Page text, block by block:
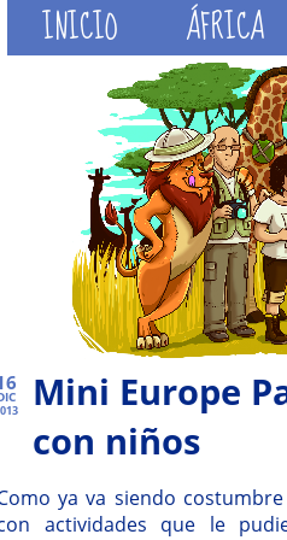
INICIO ÁFRICA
Mini Europe
con niños
ya va siendo
actividades que le